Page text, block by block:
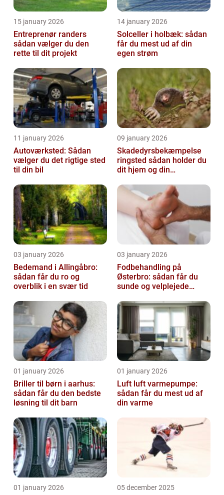
15 january 2026
Entreprenør randers
sådan vælger du den
rette til dit projekt
14 january 2026
Solceller i holbæk: sådan
får du mest ud af din
egen strøm
11 january 2026
Autoværksted: Sådan
vælger du det rigtige sted
til din bil
09 january 2026
Skadedyrsbekæmpelse
ringsted sådan holder du
dit hjem og din
gæster
03 january 2026
Bedemand i Allingåbro:
sådan får du ro og
overblik i en svær tid
03 january 2026
Fodbehandling på
Østerbro: sådan får du
sunde og velplejede
01 january 2026
Briller til børn i aarhus:
sådan får du den bedste
løsning til dit barn
01 january 2026
Luft luft varmepumpe:
sådan får du mest ud af
din varme
01 january 2026 05 december 2025